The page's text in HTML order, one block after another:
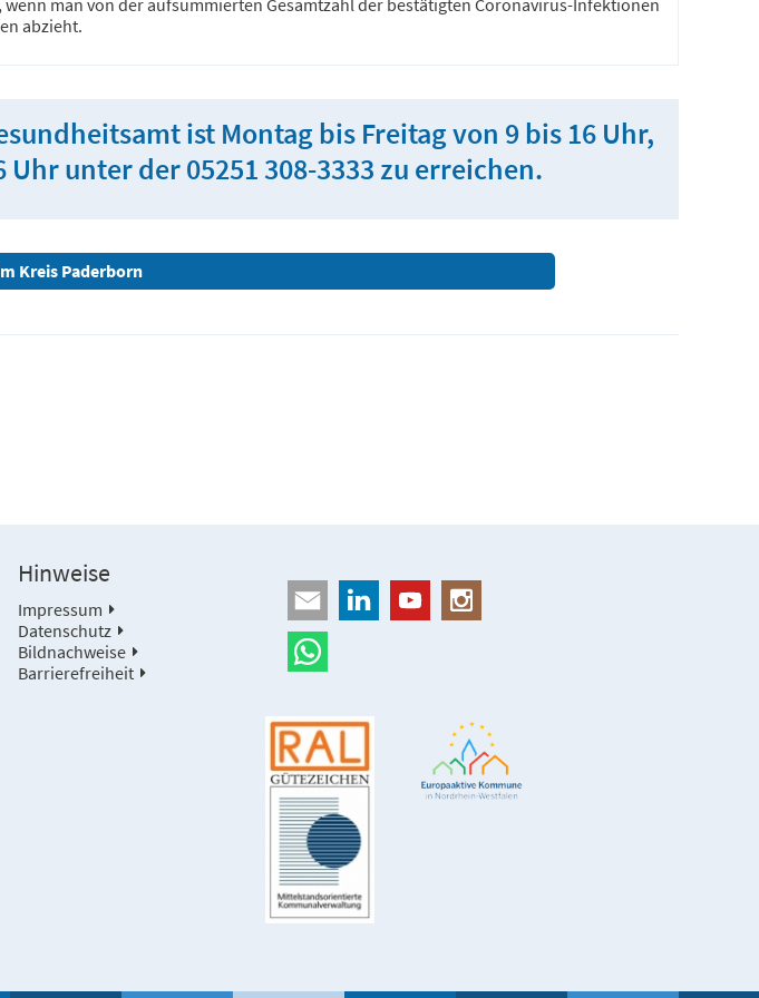
wenn man von der aufsummierten Gesamtzahl der bestätigten Coronavirus-Infektionen
abzieht.
ist Montag bis Freitag von 9 bis 16 Uhr,
Uhr unter der 05251 308-3333 zu erreichen.
Kreis Paderborn
Hinweise
Impressum
Datenschutz
Bildnachweise
Barrierefreiheit